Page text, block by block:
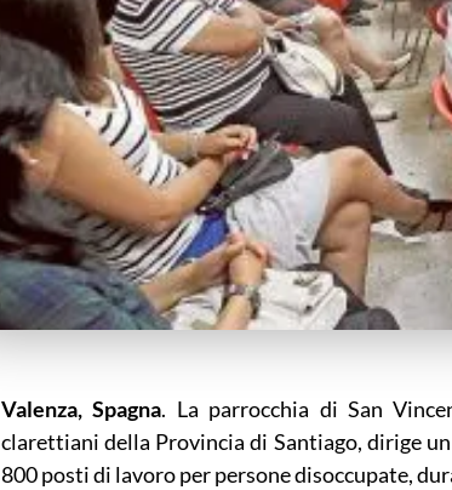
Valenza, Spagna. La parrocchia di San
clarettiani della Provincia di Santiago, dirige
800 posti di lavoro per persone disoccupate,